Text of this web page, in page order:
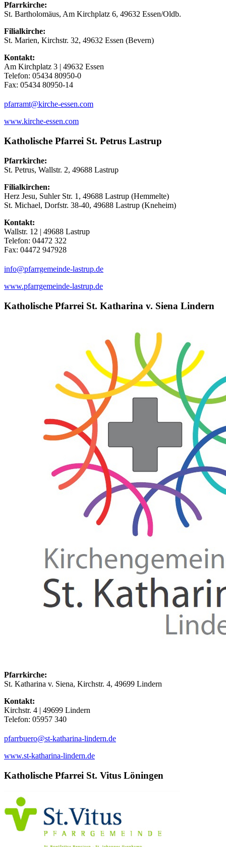
Pfarrkirche:
St. Bartholomäus, Am Kirchplatz 6, 49632 Essen/Oldb.
Filialkirche:
St. Marien, Kirchstr. 32, 49632 Essen (Bevern)
Kontakt:
Am Kirchplatz 3 | 49632 Essen
Telefon: 05434 80950-0
Fax: 05434 80950-14
pfarramt (at)
kirche-essen.com
www.kirche-essen.com
Katholische Pfarrei St. Petrus Lastrup
Pfarrkirche:
St. Petrus, Wallstr. 2, 49688 Lastrup
Filialkirchen:
Herz Jesu, Suhler Str. 1, 49688 Lastrup (Hemmelte)
St. Michael, Dorfstr. 38-40, 49688 Lastrup (Kneheim)
Kontakt:
Wallstr. 12 | 49688 Lastrup
Telefon: 04472 322
Fax: 04472 947928
info (at)
pfarrgemeinde-lastrup.de
www.pfarrgemeinde-lastrup.de
Katholische Pfarrei St. Katharina v. Siena Lindern
Pfarrkirche:
St. Katharina v. Siena, Kirchstr. 4, 49699 Lindern
Kontakt:
Kirchstr. 4 | 49699 Lindern
Telefon: 05957 340
pfarrbuero (at)
st-katharina-lindern.de
www.st-katharina-lindern.de
Katholische Pfarrei St. Vitus Löningen